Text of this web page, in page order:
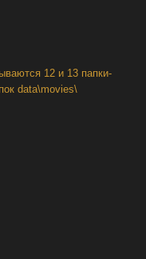
12 и 13 папки-
data\movies\